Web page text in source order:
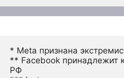
* Meta признана
** Facebook принадлежит
РФ